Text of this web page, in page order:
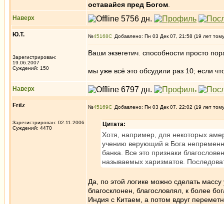
оставайся пред Богом
Наверх
Ю.Т.
Зарегистрирован:
19.06.2007
Суждений: 150
№45168 Добавлено: Пн 03 Дек 07, 21:58 (19 лет
Ваши экзегетич. способности просто
мы уже всё это обсудили раз 10; если
Наверх
Fritz
Зарегистрирован: 02.11.2006
Суждений: 4470
№45169 Добавлено: Пн 03 Дек 07, 22:02 (19 лет
Цитата:
Хотя, например, для некоторых
учению верующий в Бога
банка. Все это признаки
называемых харизматов.
Да, по этой логике можно сделать
благосклонен, благословлял, к более
Индия с Китаем, а потом вдруг